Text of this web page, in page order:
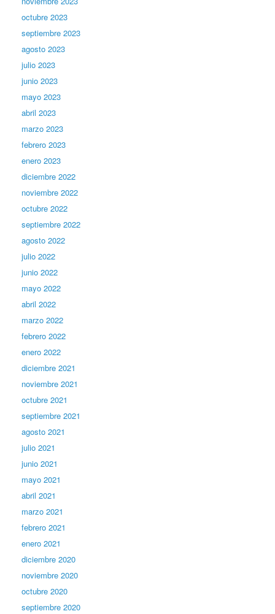
octubre 2023
septiembre 2023
agosto 2023
julio 2023
junio 2023
mayo 2023
abril 2023
marzo 2023
febrero 2023
enero 2023
diciembre 2022
noviembre 2022
octubre 2022
septiembre 2022
agosto 2022
julio 2022
junio 2022
mayo 2022
abril 2022
marzo 2022
febrero 2022
enero 2022
diciembre 2021
noviembre 2021
octubre 2021
septiembre 2021
agosto 2021
julio 2021
junio 2021
mayo 2021
abril 2021
marzo 2021
febrero 2021
enero 2021
diciembre 2020
noviembre 2020
octubre 2020
septiembre 2020